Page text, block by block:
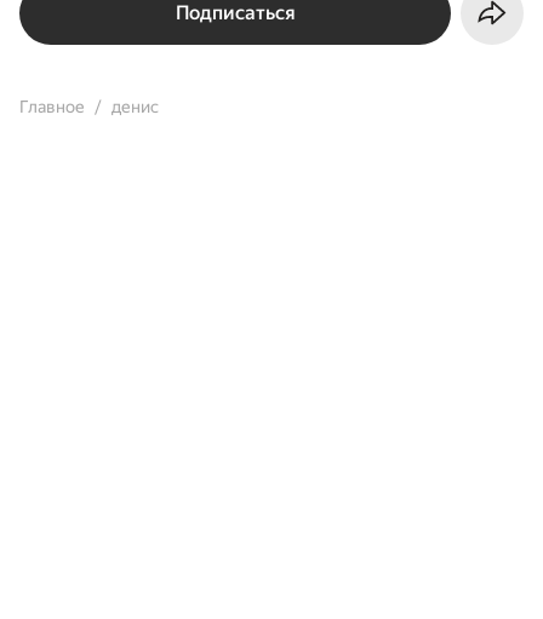
Подписаться
Главное денис